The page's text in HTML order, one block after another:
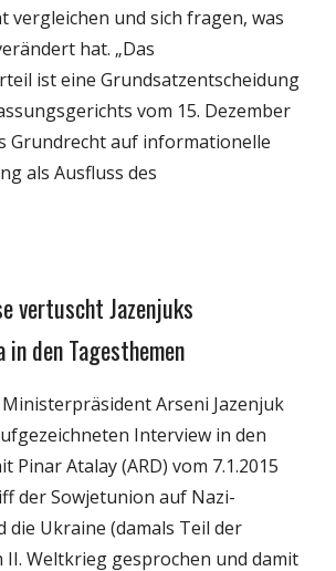
vergleichen und sich fragen, was
hat. „Das
ist eine Grundsatzentscheidung
vom 15. Dezember
Grundrecht auf informationelle
als Ausfluss des
vertuscht Jazenjuks
in den Tagesthemen
Arseni Jazenjuk
Interview in den
Pinar Atalay (ARD) vom 7.1.2015
der Sowjetunion auf Nazi-
die Ukraine (damals Teil der
II. Weltkrieg gesprochen und damit